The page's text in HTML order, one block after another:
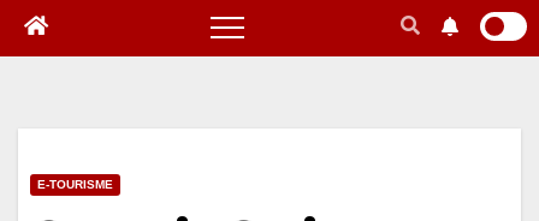
E-TOURISME